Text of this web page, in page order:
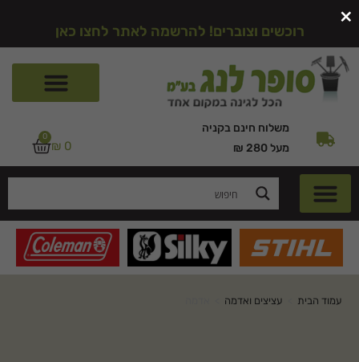
רוכשים וצוברים! להרשמה לאתר לחצו כאן
משלוח חינם בקניה
מעל 280 ₪
₪ 0
0
עמוד הבית עציצים ואדמה
×